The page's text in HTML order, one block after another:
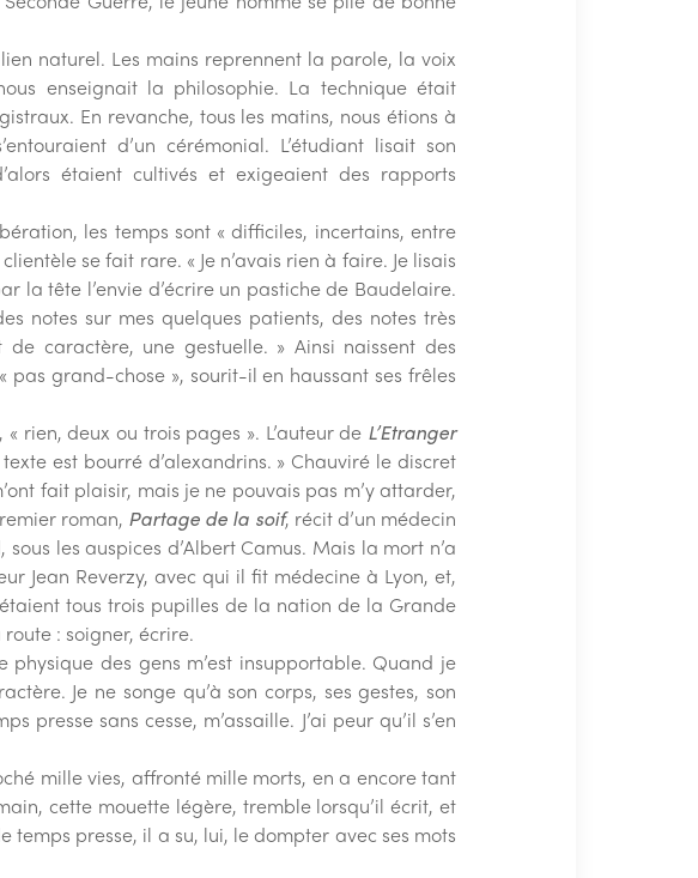
naturel. Les mains reprennent la parole, la voix
enseignait la philosophie. La technique était
En revanche, tous les matins, nous étions à
d’un cérémonial. L’étudiant lisait son
étaient cultivés et exigeaient des rapports
les temps sont « difficiles, incertains, entre
se fait rare. « Je n’avais rien à faire. Je lisais
la tête l’envie d’écrire un pastiche de Baudelaire.
notes sur mes quelques patients, des notes très
caractère, une gestuelle. » Ainsi naissent des
pas grand-chose », sourit-il en haussant ses frêles
rien, deux ou trois pages ». L’auteur de L’Etranger
est bourré d’alexandrins. » Chauviré le discret
fait plaisir, mais je ne pouvais pas m’y attarder,
roman, Partage de la soif, récit d’un médecin
les auspices d’Albert Camus. Mais la mort n’a
Jean Reverzy, avec qui il fit médecine à Lyon, et,
tous trois pupilles de la nation de la Grande
: soigner, écrire.
des gens m’est insupportable. Quand je
Je ne songe qu’à son corps, ses gestes, son
sans cesse, m’assaille. J’ai peur qu’il s’en
mille vies, affronté mille morts, en a encore tant
cette mouette légère, tremble lorsqu’il écrit, et
temps presse, il a su, lui, le dompter avec ses mots